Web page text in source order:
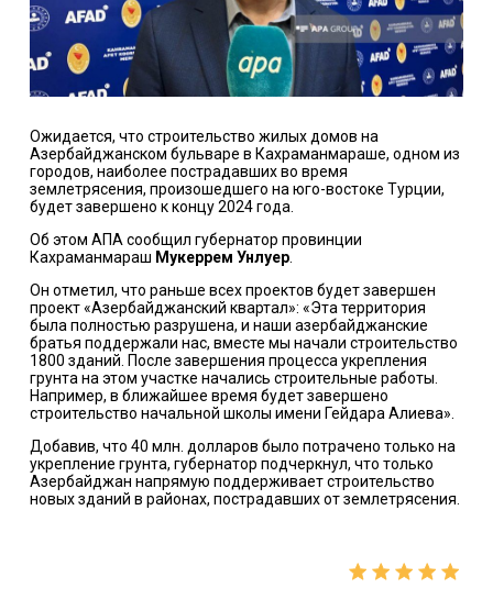
Ожидается, что строительство жилых домов на
Азербайджанском бульваре в Кахраманмараше, одном из
городов, наиболее пострадавших во время
землетрясения, произошедшего на юго-востоке Турции,
будет завершено к концу 2024 года.
Об этом АПА сообщил губернатор провинции
Кахраманмараш Мукеррем Унлуер.
Он отметил, что раньше всех проектов будет завершен
проект «Азербайджанский квартал»: «Эта территория
была полностью разрушена, и наши азербайджанские
братья поддержали нас, вместе мы начали строительство
1800 зданий. После завершения процесса укрепления
грунта на этом участке начались строительные работы.
Например, в ближайшее время будет завершено
строительство начальной школы имени Гейдара Алиева».
Добавив, что 40 млн. долларов было потрачено только на
укрепление грунта, губернатор подчеркнул, что только
Азербайджан напрямую поддерживает строительство
новых зданий в районах, пострадавших от землетрясения.